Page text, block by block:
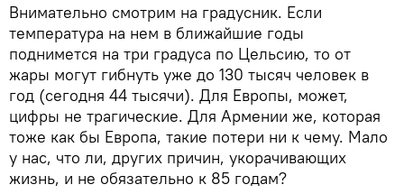
Внимательно смотрим на градусник. Если
температура на нем в ближайшие годы
поднимется на три градуса по Цельсию, то от
жары могут гибнуть уже до 130 тысяч человек в
год (сегодня 44 тысячи). Для Европы, может,
цифры не трагические. Для Армении же, которая
тоже как бы Европа, такие потери ни к чему. Мало
у нас, что ли, других причин, укорачивающих
жизнь, и не обязательно к 85 годам?